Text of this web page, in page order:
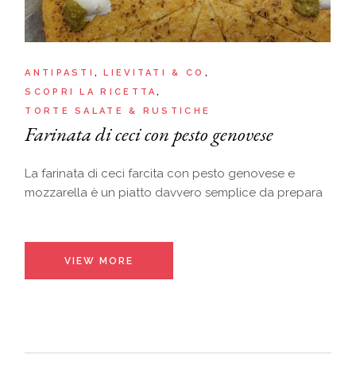
ANTIPASTI
LIEVITATI & CO
SCOPRI LA RICETTA
TORTE SALATE & RUSTICHE
Farinata di ceci con pesto genovese
La farinata di ceci farcita con pesto genovese e
mozzarella è un piatto davvero semplice da prepara
VIEW MORE